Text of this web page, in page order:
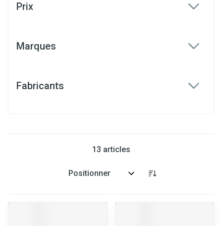
Prix
Marques
Fabricants
13 articles
Trier par: